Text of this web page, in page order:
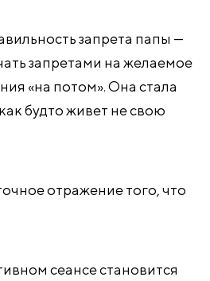
запрета папы —
запретами на желаемое
«на потом». Она стала
будто живет не свою
отражение того, что
сеансе становится